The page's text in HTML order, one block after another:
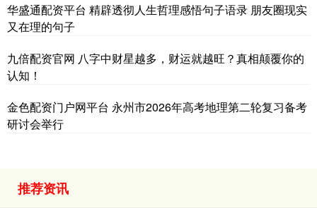
华盛通配资平台 精辟透彻人生哲理感悟句子语录 朋友圈现实
又在理的句子
九倍配资官网 八字中财星越多，财运就越旺？真相颠覆你的
认知！
金色配资门户网平台 永州市2026年高考地理第二轮复习备考
研讨会举行
推荐资讯